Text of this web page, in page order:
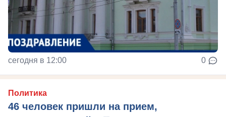
сегодня в 12:00 0
Политика
46 человек пришли на прием,